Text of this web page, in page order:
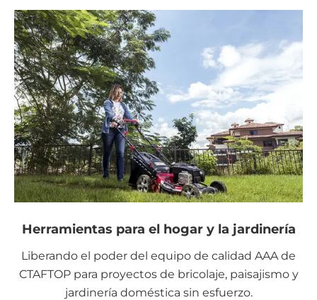
Herramientas para el hogar y la jardinería
Liberando el poder del equipo de calidad AAA de
CTAFTOP para proyectos de bricolaje, paisajismo y
jardinería doméstica sin esfuerzo.